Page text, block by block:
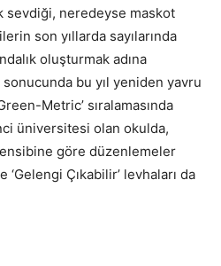
sevdiği, neredeyse maskot
son yıllarda sayılarında
oluşturmak adına
bu yıl yeniden yavru
Metric’ sıralamasında
üniversitesi olan okulda,
göre düzenlemeler
Çıkabilir’ levhaları da